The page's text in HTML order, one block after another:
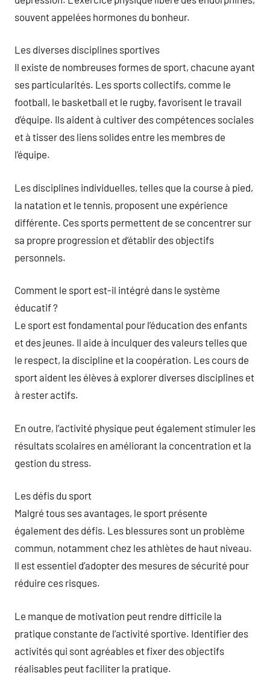
souvent appelées hormones du bonheur.
Les diverses disciplines sportives
Il existe de nombreuses formes de sport, chacune ayant
ses particularités. Les sports collectifs, comme le
football, le basketball et le rugby, favorisent le travail
d’équipe. Ils aident à cultiver des compétences sociales
et à tisser des liens solides entre les membres de
l’équipe.
Les disciplines individuelles, telles que la course à pied,
la natation et le tennis, proposent une expérience
différente. Ces sports permettent de se concentrer sur
sa propre progression et d’établir des objectifs
personnels.
Comment le sport est-il intégré dans le système
éducatif ?
Le sport est fondamental pour l’éducation des enfants
et des jeunes. Il aide à inculquer des valeurs telles que
le respect, la discipline et la coopération. Les cours de
sport aident les élèves à explorer diverses disciplines et
à rester actifs.
En outre, l’activité physique peut également stimuler les
résultats scolaires en améliorant la concentration et la
gestion du stress.
Les défis du sport
Malgré tous ses avantages, le sport présente
également des défis. Les blessures sont un problème
commun, notamment chez les athlètes de haut niveau.
Il est essentiel d’adopter des mesures de sécurité pour
réduire ces risques.
Le manque de motivation peut rendre difficile la
pratique constante de l’activité sportive. Identifier des
activités qui sont agréables et fixer des objectifs
réalisables peut faciliter la pratique.